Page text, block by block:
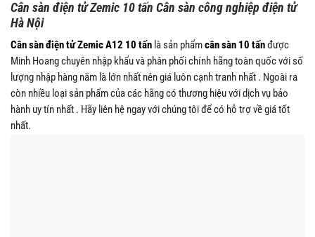
Cân sàn điện tử Zemic 10 tấn Cân sàn công nghiệp điện tử
Hà Nội
Cân sàn điện tử Zemic A12 10 tấn là sản phẩmcân sàn 10 tấnđược
Minh Hoang chuyên nhập khẩu và phân phối chính hãng toàn quốc với số
lượng nhập hàng năm là lớn nhất nên giá luôn cạnh tranh nhất . Ngoài ra
còn nhiều loại sản phẩm của các hãng có thương hiệu với dịch vụ bảo
hành uy tín nhất . Hãy liên hệ ngay với chúng tôi để có hỗ trợ về giá tốt
nhất.